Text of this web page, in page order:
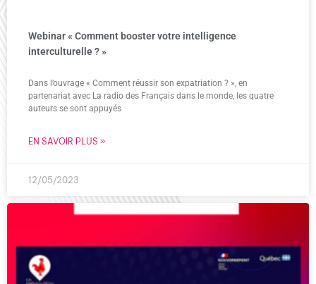
Webinar « Comment booster votre intelligence
interculturelle ? »
Dans l’ouvrage « Comment réussir son expatriation ? », en
partenariat avec La radio des Français dans le monde, les quatre
auteurs se sont appuyés
EN SAVOIR PLUS »
12/05/2023